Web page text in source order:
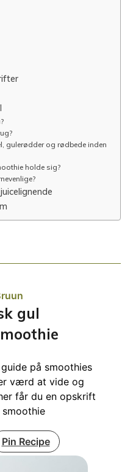
gulerødder og rødbede inden
holde sig?
gul
på smoothies
værd at vide og
får du en opskrift
Pin Recipe